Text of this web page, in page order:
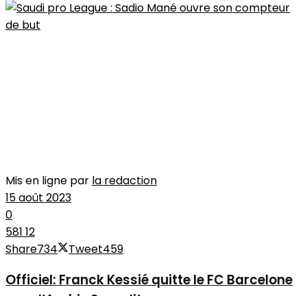
Mis en ligne par la redaction
15 août 2023
0
581 12
Share734 Tweet459
Officiel: Franck Kessié quitte le FC Barcelone